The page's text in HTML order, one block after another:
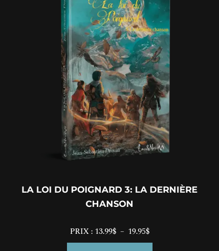
LA LOI DU POIGNARD 3: LA DERNIÈRE
CHANSON
PRIX : 13.99$ – 19.95$